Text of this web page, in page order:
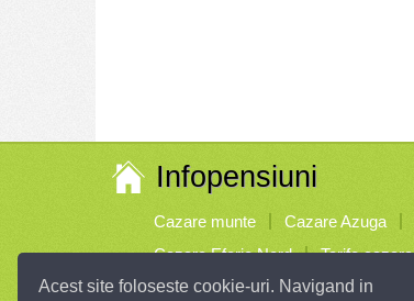
Acest site foloseste cookie-uri. Navigand in
Infopensiuni
Cazare munte Cazare Azuga
Cazare Eforie Nord
Tarife cazare